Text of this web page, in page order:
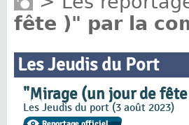
fête )" par la
Les Jeudis du Port
"Mirage (un jour de
Les Jeudis du port (3 août 2023)